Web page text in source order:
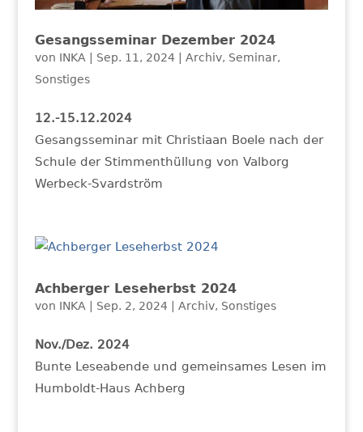
Gesangsseminar Dezember 2024
von INKA Sep. 11, 2024 Archiv, Seminar,
Sonstiges
12.-15.12.2024
Gesangsseminar mit Christiaan Boele nach der
Schule der Stimmenthüllung von Valborg
Werbeck-Svardström
Achberger Leseherbst 2024
von INKA Sep. 2, 2024 Archiv, Sonstiges
Nov./Dez. 2024
Bunte Leseabende und gemeinsames Lesen im
Humboldt-Haus Achberg